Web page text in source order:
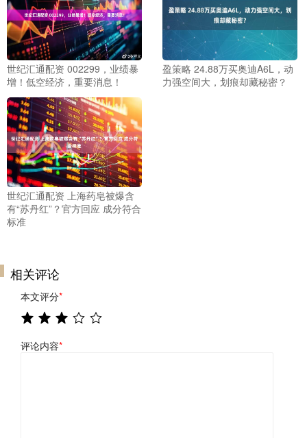
世纪汇通配资 002299，业绩暴
增！低空经济，重要消息！
盈策略 24.88万买奥迪A6L，动
力强空间大，划痕却藏秘密？
世纪汇通配资 上海药皂被爆含
有“苏丹红”？官方回应 成分符合
标准
相关评论
本文评分*
评论内容*